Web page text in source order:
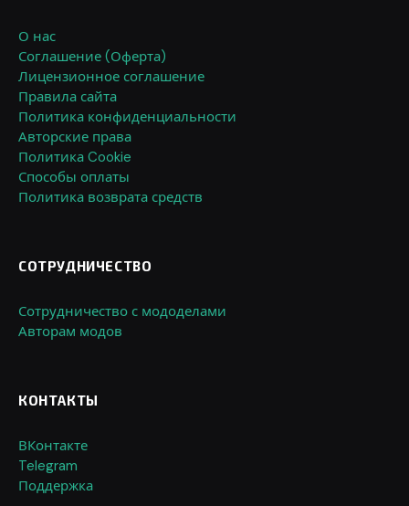
О нас
Соглашение (Оферта)
Лицензионное соглашение
Правила сайта
Политика конфиденциальности
Авторские права
Политика Cookie
Способы оплаты
Политика возврата средств
СОТРУДНИЧЕСТВО
Сотрудничество с мододелами
Авторам модов
КОНТАКТЫ
ВКонтакте
Telegram
Поддержка